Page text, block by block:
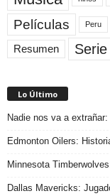
Películas Peru
Resumen Serie
Lo Último
Nadie nos va a
Edmonton Oilers:
Minnesota
Dallas Mavericks: